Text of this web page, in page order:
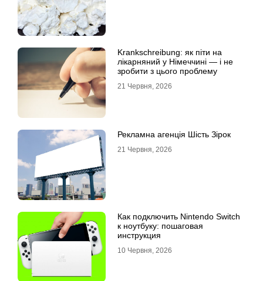
Krankschreibung: як піти на
лікарняний у Німеччині — і не
зробити з цього проблему
21 Червня, 2026
Рекламна агенція Шість Зірок
21 Червня, 2026
Как подключить Nintendo Switch
к ноутбуку: пошаговая
инструкция
10 Червня, 2026